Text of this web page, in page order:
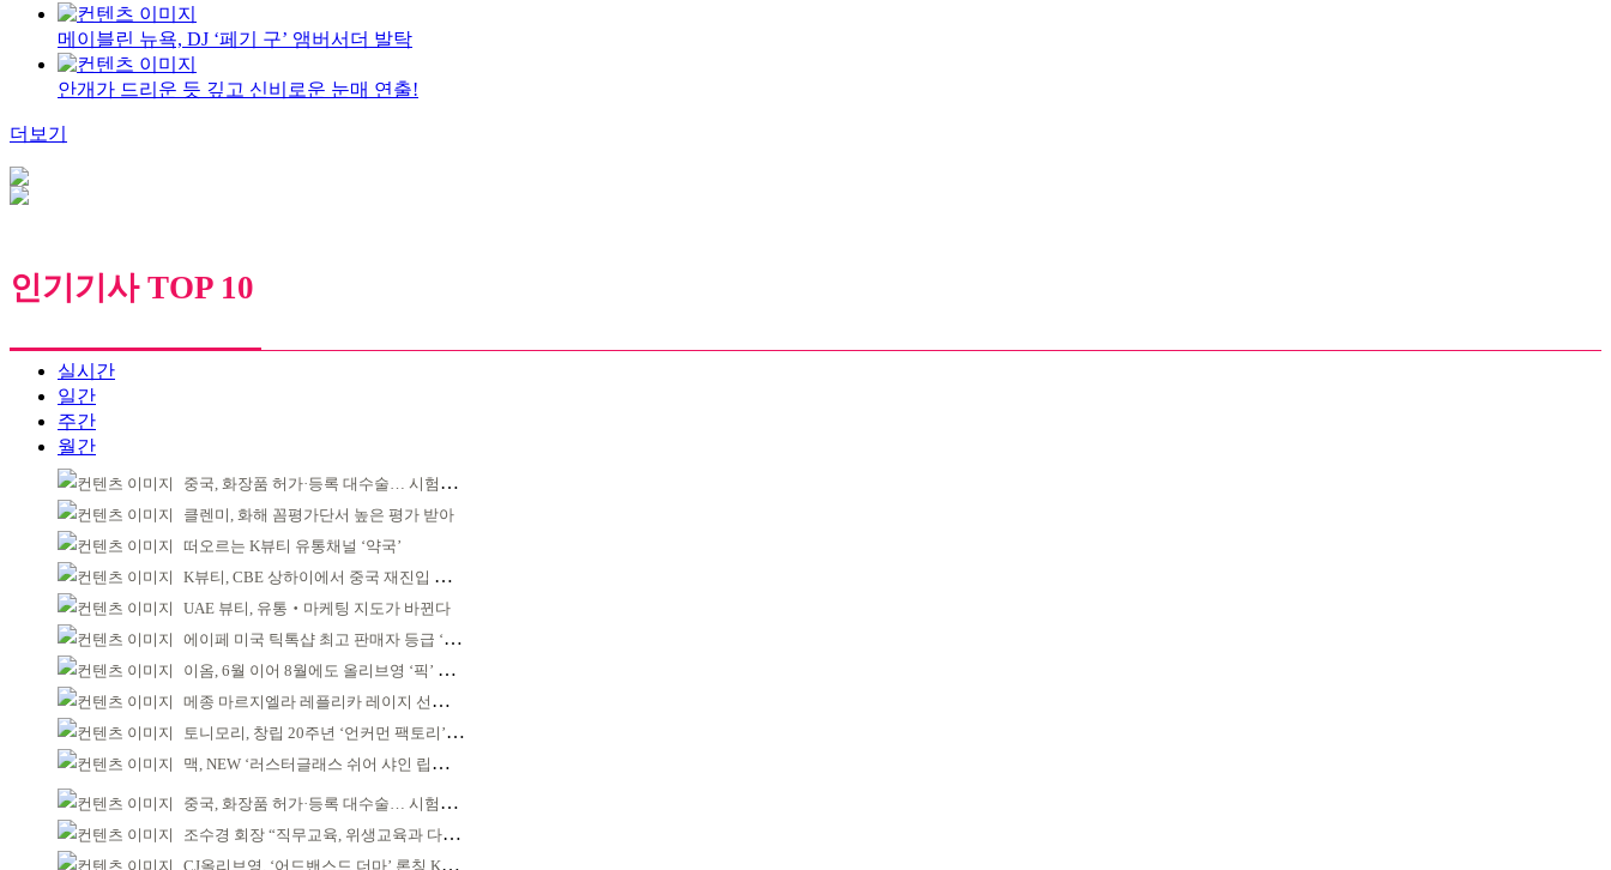
메이블린 뉴욕, DJ ‘페기 구’ 앰버서더 발탁
안개가 드리운 듯 깊고 신비로운 눈매 연출!
더보기
인기기사 TOP 10
실시간
일간
주간
월간
중국, 화장품 허가·등록 대수술… 시험자료 공용 허용
클렌미, 화해 꼼평가단서 높은 평가 받아
떠오르는 K뷰티 유통채널 ‘약국’
K뷰티, CBE 상하이에서 중국 재진입 기회 모색
UAE 뷰티, 유통‧마케팅 지도가 바뀐다
에이페 미국 틱톡샵 최고 판매자 등급 ‘Tier 5’ 달성
이옴, 6월 이어 8월에도 올리브영 ‘픽’ 선정
메종 마르지엘라 레플리카 레이지 선데이 모닝 디퓨저
토니모리, 창립 20주년 ‘언커먼 팩토리’ 팝업 성료
맥, NEW ‘러스터글래스 쉬어 샤인 립스틱’ 출시
중국, 화장품 허가·등록 대수술… 시험자료 공용 허용
조수경 회장 “직무교육, 위생교육과 다르다”
CJ올리브영, ‘어드밴스드 더마’ 론칭 K더마 육성 박차